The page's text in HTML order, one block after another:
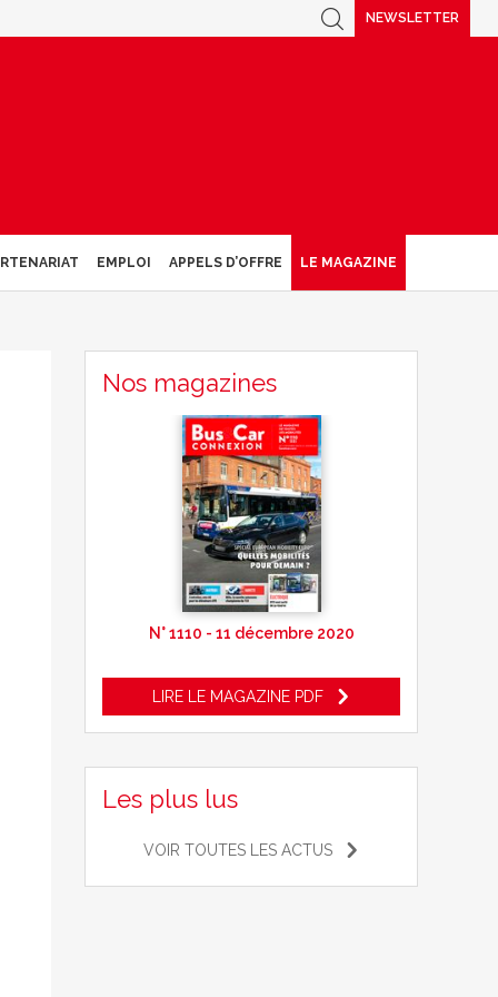
NEWSLETTER
EMPLOI APPELS D’OFFRE LE MAGAZINE
Nos magazines
N° 1110 - 11 décembre 2020
LIRE LE MAGAZINE PDF
Les plus lus
VOIR TOUTES LES ACTUS